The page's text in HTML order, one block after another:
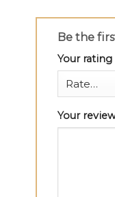
Be the
Your rating
Your